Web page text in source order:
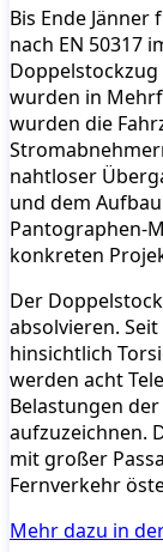
Bis Ende
nach EN 50317
Doppelstockzug
wurden in
wurden die
nahtloser
und dem
Pantographen-
konkreten
Der
absolvieren.
hinsichtlich
werden acht
Belastungen
aufzuzeichnen.
mit großer
Fernverkehr
Mehr dazu in